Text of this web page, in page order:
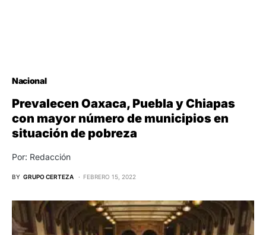
Nacional
Prevalecen Oaxaca, Puebla y Chiapas
con mayor número de municipios en
situación de pobreza
Por: Redacción
BY GRUPO CERTEZA FEBRERO 15, 2022